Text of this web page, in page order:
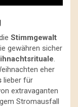
Stimmgewalt
gewähren sicher
.
eher
lieber für
extravaganten
Stromausfall